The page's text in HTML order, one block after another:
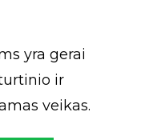
yra gerai
ir
veikas.